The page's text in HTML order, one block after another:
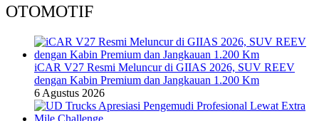
OTOMOTIF
iCAR V27 Resmi Meluncur di GIIAS 2026, SUV REEV
dengan Kabin Premium dan Jangkauan 1.200 Km
6 Agustus 2026